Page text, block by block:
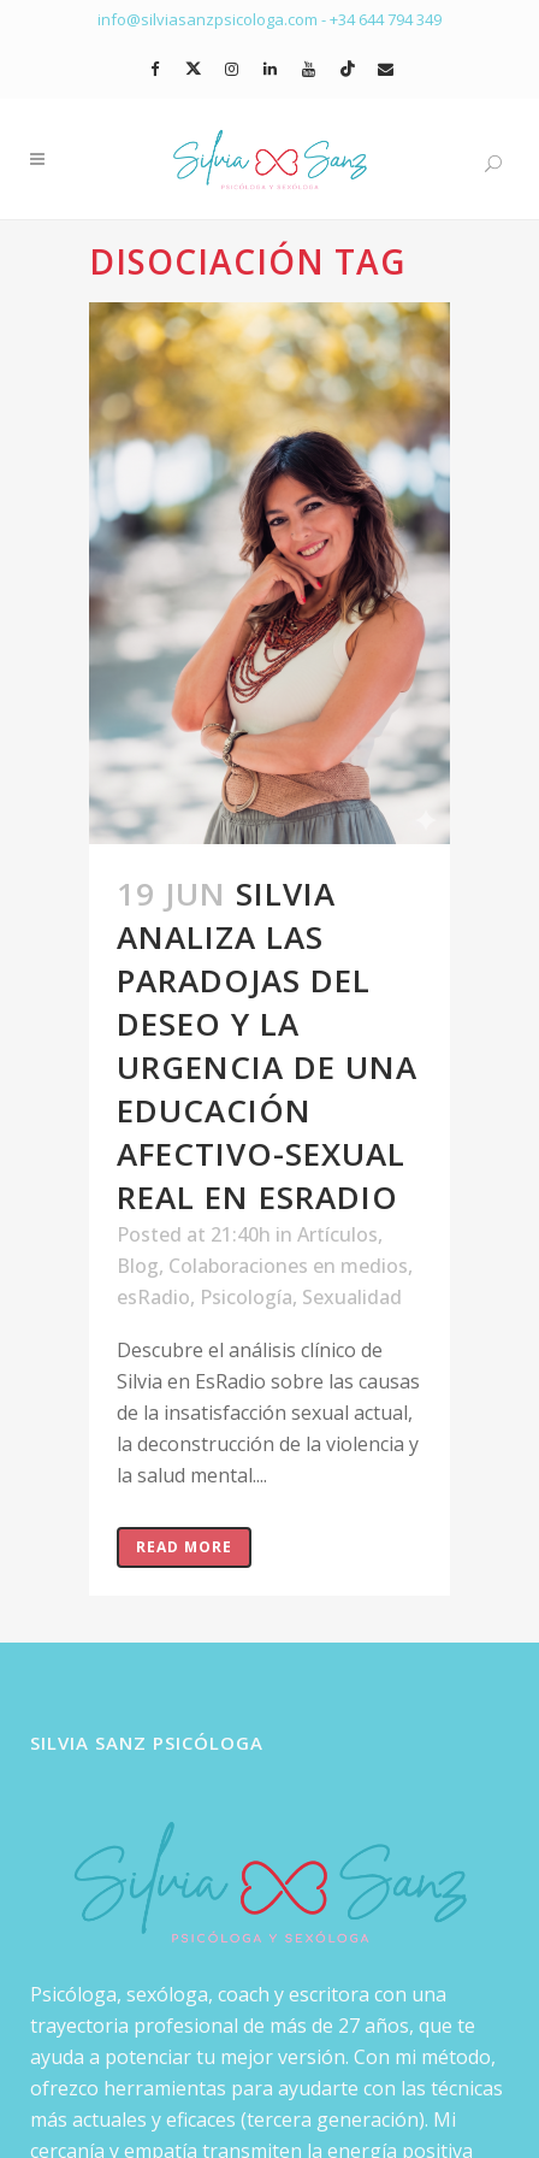
info@silviasanzpsicologa.com -+34 644 794 349
DISOCIACIÓN TAG
19 JUN SILVIA
ANALIZA LAS
PARADOJAS DEL
DESEO Y LA
URGENCIA DE UNA
EDUCACIÓN
AFECTIVO-SEXUAL
REAL EN ESRADIO
Posted at 21:40h in Artículos,
Blog, Colaboraciones en medios,
esRadio, Psicología, Sexualidad
Descubre el análisis clínico de
Silvia en EsRadio sobre las causas
de la insatisfacción sexual actual,
la deconstrucción de la violencia y
la salud mental....
READ MORE
SILVIA SANZ PSICÓLOGA
Psicóloga, sexóloga, coach y escritora con una
trayectoria profesional de más de 27 años, que te
ayuda a potenciar tu mejor versión. Con mi método,
ofrezco herramientas para ayudarte con las técnicas
más actuales y eficaces (tercera generación). Mi
cercanía y empatía transmiten la energía positiva